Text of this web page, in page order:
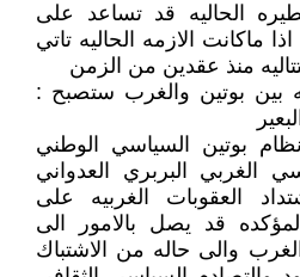
الحاليه قد تساعد على
ماكانت الازمه الحاليه تاتي
منذ عقدين من الزمن
بين بوتين والغرب ستصبح :
بوتين السياسي الوطني
الغربي البربري العدواني
العقوبات الغربيه على
قد يصل بالامور الى
والى حاله من الاشتباك